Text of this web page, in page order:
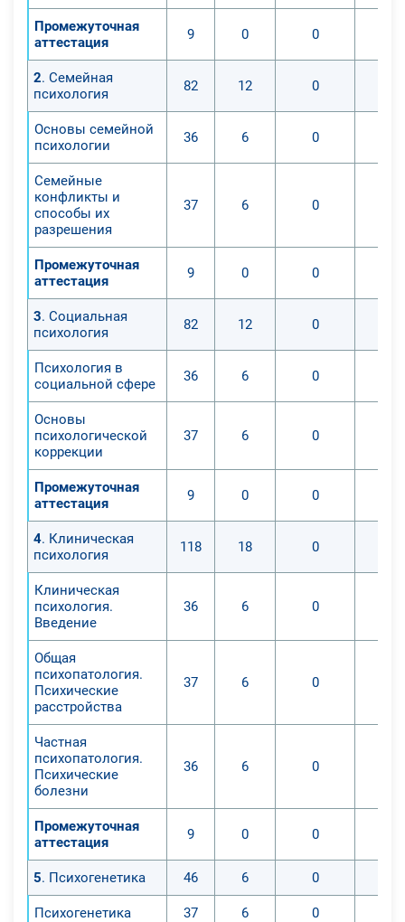
Промежуточная
аттестация
9 0 0
2. Семейная
психология
82 12 0
Основы семейной
психологии
36 6 0
Семейные
конфликты и
способы их
разрешения
37 6 0
Промежуточная
аттестация
9 0 0
3. Социальная
психология
82 12 0
Психология в
социальной сфере
36 6 0
Основы
психологической
коррекции
37 6 0
Промежуточная
аттестация
9 0 0
4. Клиническая
психология
118 18 0
Клиническая
психология.
Введение
36 6 0
Общая
психопатология.
Психические
расстройства
37 6 0
Частная
психопатология.
Психические
болезни
36 6 0
Промежуточная
аттестация
9 0 0
5. Психогенетика 46 6 0
Психогенетика 37 6 0